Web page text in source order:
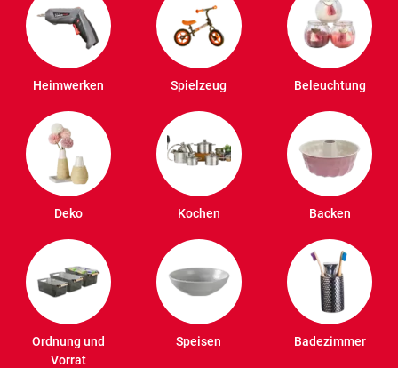
Heimwerken Spielzeug Beleuchtung
Deko Kochen Backen
Ordnung und
Vorrat
Speisen Badezimmer